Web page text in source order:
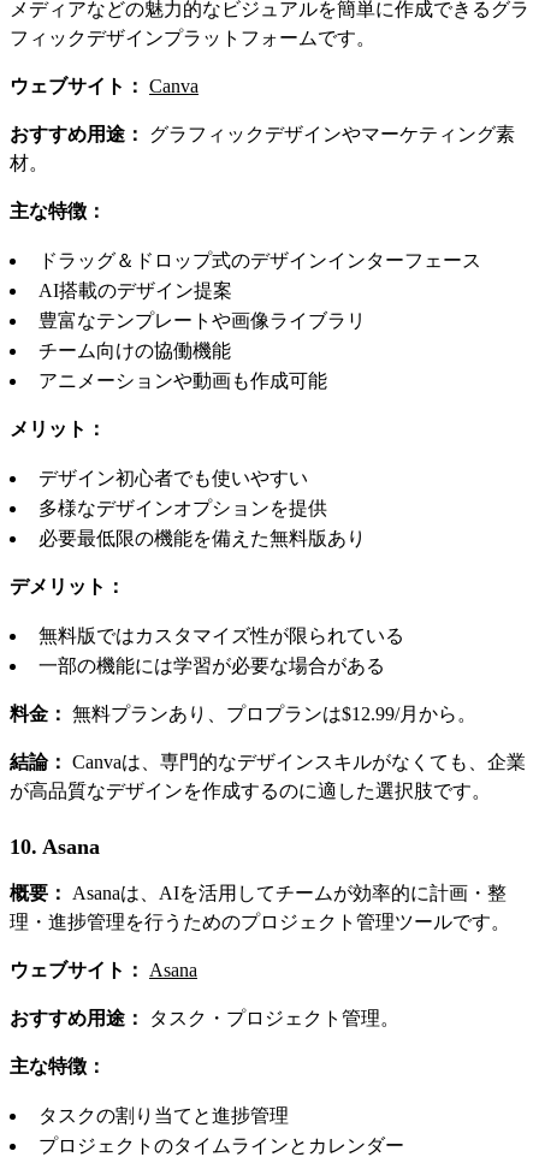
メディアなどの魅力的なビジュアルを簡単に作成できるグラ
フィックデザインプラットフォームです。
ウェブサイト： Canva
おすすめ用途：
グラフィックデザインやマーケティング素
材。
主な特徴：
ドラッグ＆ドロップ式のデザインインターフェース
AI搭載のデザイン提案
豊富なテンプレートや画像ライブラリ
チーム向けの協働機能
アニメーションや動画も作成可能
メリット：
デザイン初心者でも使いやすい
多様なデザインオプションを提供
必要最低限の機能を備えた無料版あり
デメリット：
無料版ではカスタマイズ性が限られている
一部の機能には学習が必要な場合がある
料金： 無料プランあり、プロプランは$12.99/月から。
結論： Canvaは、専門的なデザインスキルがなくても、企業
が高品質なデザインを作成するのに適した選択肢です。
10. Asana
概要：
Asanaは、AIを活用してチームが効率的に計画・整
理・進捗管理を行うためのプロジェクト管理ツールです。
ウェブサイト： Asana
おすすめ用途： タスク・プロジェクト管理。
主な特徴：
タスクの割り当てと進捗管理
プロジェクトのタイムラインとカレンダー